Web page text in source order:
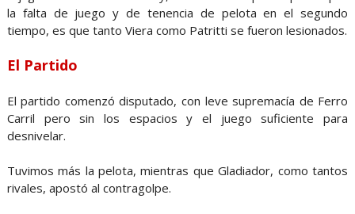
la falta de juego y de tenencia de pelota en el segundo
tiempo, es que tanto Viera como Patritti se fueron lesionados.
El Partido
El partido comenzó disputado, con leve supremacía de Ferro
Carril pero sin los espacios y el juego suficiente para
desnivelar.
Tuvimos más la pelota, mientras que Gladiador, como tantos
rivales, apostó al contragolpe.